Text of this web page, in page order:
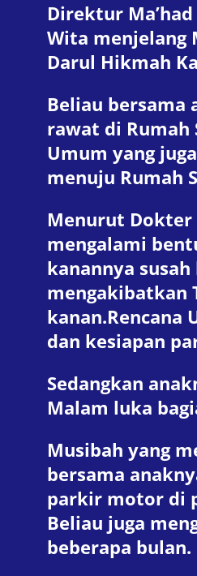
Direktur
Wita menjelang
Darul Hikmah
Beliau bersama
rawat di Rumah
Umum yang
menuju Rumah
Menurut Dokter
mengalami
kanannya
mengakibatkan
kanan.Rencana
dan kesiapan
Sedangkan
Malam luka
Musibah yang
bersama
parkir motor di
Beliau juga
beberapa bulan.